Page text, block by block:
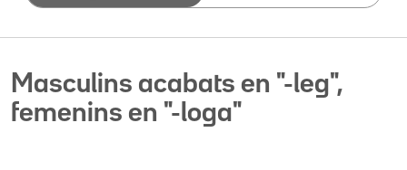
Masculins acabats en "-leg",
femenins en "-loga"